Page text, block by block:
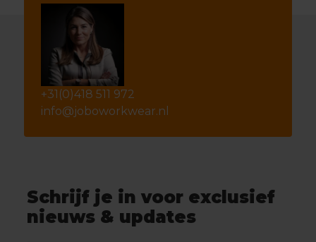
+31(0)418 511 972
info@joboworkwear.nl
Schrijf je in voor exclusief
nieuws & updates